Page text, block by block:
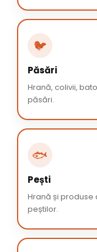
🐦
Păsări
Hrană, colivii,
păsări.
🐟
Pești
Hrană și
peștilor.